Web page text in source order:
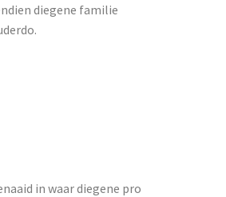
diegene familie
in waar diegene pro